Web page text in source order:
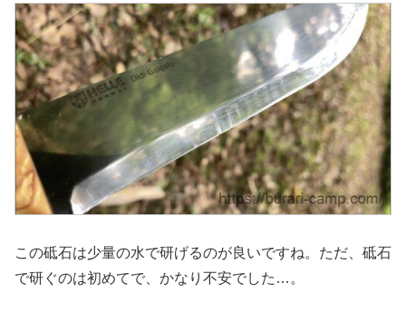
この砥石は少量の水で研げるのが良いですね。ただ、砥石
で研ぐのは初めてで、かなり不安でした…。